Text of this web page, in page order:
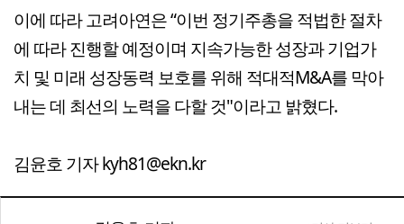
이에 따라 고려아연은 “이번 정기주총을 적법한 절차
에 따라 진행할 예정이며 지속가능한 성장과 기업가
치 및 미래 성장동력 보호를 위해 적대적M&A를 막아
내는 데 최선의 노력을 다할 것"이라고 밝혔다.
김윤호 기자 kyh81@ekn.kr